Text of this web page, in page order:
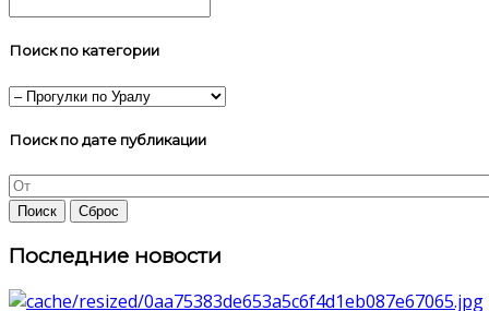
Поиск по категории
Поиск по дате публикации
Последние новости